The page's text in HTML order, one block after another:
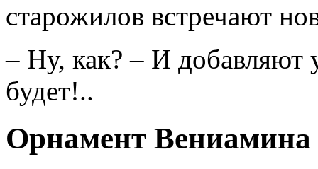
старожилов встречают
– Ну, как? – И добавляют
будет!..
Орнамент Вениамина